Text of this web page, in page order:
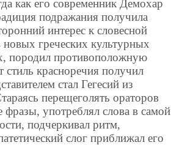
как его современник Демохар
подражания получила
интерес к словесной
греческих культурных
породил противоположную
стиль красноречия получил
стал Гегесий из
перещеголять ораторов
фразы, употреблял слова в самой
подчеркивал ритм,
слог приближал его